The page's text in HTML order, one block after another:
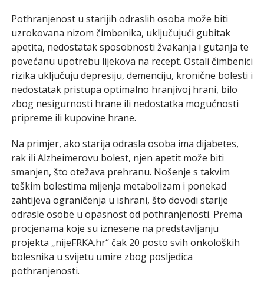
Pothranjenost u starijih odraslih osoba može biti
uzrokovana nizom čimbenika, uključujući gubitak
apetita, nedostatak sposobnosti žvakanja i gutanja te
povećanu upotrebu lijekova na recept. Ostali čimbenici
rizika uključuju depresiju, demenciju, kronične bolesti i
nedostatak pristupa optimalno hranjivoj hrani, bilo
zbog nesigurnosti hrane ili nedostatka mogućnosti
pripreme ili kupovine hrane.
Na primjer, ako starija odrasla osoba ima dijabetes,
rak ili Alzheimerovu bolest, njen apetit može biti
smanjen, što otežava prehranu. Nošenje s takvim
teškim bolestima mijenja metabolizam i ponekad
zahtijeva ograničenja u ishrani, što dovodi starije
odrasle osobe u opasnost od pothranjenosti. Prema
procjenama koje su iznesene na predstavljanju
projekta „nijeFRKA.hr“ čak 20 posto svih onkoloških
bolesnika u svijetu umire zbog posljedica
pothranjenosti.